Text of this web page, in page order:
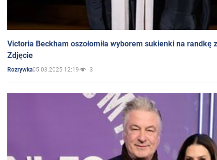
Victoria Beckham oszołomiła wyborem sukienki na randkę
Zdjęcie
Rozrywka05.03.2025 12:19 3